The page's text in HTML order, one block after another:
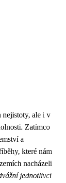
nejistoty, ale i v
Zatímco
a
které nám
nacházeli
jednotlivci